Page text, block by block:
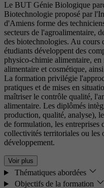
Le BUT Génie Biologique
Biotechnologie proposé par
d'Amiens forme des
secteurs de l'agroalimentaire,
des biotechnologies. Au cours
étudiants développent des
physico-chimie alimentaire,
alimentaire et cosmétique,
La formation privilégie
pratiques et de mises en
maîtriser le contrôle qualité,
alimentaire. Les diplômés
production, qualité, analyse),
de formulation, les entreprises
collectivités territoriales ou les
développement.
Voir plus
Thématiques abordées
Objectifs de la formation